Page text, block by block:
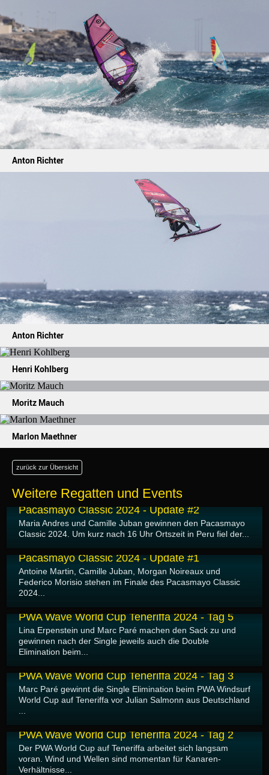
Anton Richter
Anton Richter
Henri Kohlberg
Moritz Mauch
Marlon Maethner
Weitere Regatten und Events
zurück zur Übersicht
14.08.2024
Pacasmayo Classic 2024 - Update #2
Maria Andres und Camille Juban gewinnen den Pacasmayo
Classic 2024. Um kurz nach 16 Uhr Ortszeit in Peru fiel der...
Pacasmayo Classic 2024 - Update #1
Antoine Martin, Camille Juban, Morgan Noireaux und
Federico Morisio stehen im Finale des Pacasmayo Classic
2024...
PWA Wave World Cup Teneriffa 2024 - Tag 5
Lina Erpenstein und Marc Paré machen den Sack zu und
gewinnen nach der Single jeweils auch die Double
Elimination beim...
PWA Wave World Cup Teneriffa 2024 - Tag 3
Marc Paré gewinnt die Single Elimination beim PWA Windsurf
World Cup auf Teneriffa vor Julian Salmonn aus Deutschland
PWA Wave World Cup Teneriffa 2024 - Tag 2
Der PWA World Cup auf Teneriffa arbeitet sich langsam
voran. Wind und Wellen sind momentan für Kanaren-
Verhältnisse...